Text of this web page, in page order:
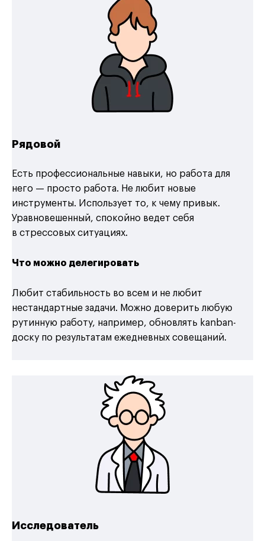
Рядовой
Есть профессиональные навыки, но работа для
него — просто работа. Не любит новые
инструменты. Использует то, к чему привык.
Уравновешенный, спокойно ведет себя
в стрессовых ситуациях.
Что можно делегировать
Любит стабильность во всем и не любит
нестандартные задачи. Можно доверить любую
рутинную работу, например, обновлять kanban-
доску по результатам ежедневных совещаний.
Исследователь